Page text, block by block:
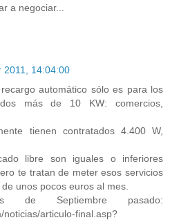
a negociar...
2011, 14:04:00
automático sólo es para los
más de 10 KW: comercios,
tienen contratados 4.400 W,
libre son iguales o inferiores
te tratan de meter esos servicios
unos pocos euros al mes.
de Septiembre pasado:
noticias/articulo-final.asp?